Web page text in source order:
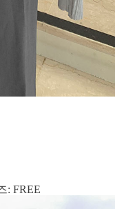
: FREE